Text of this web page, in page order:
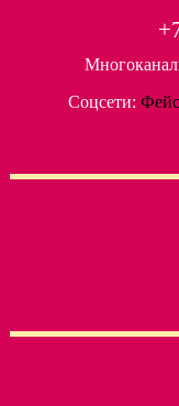
Соцсети: